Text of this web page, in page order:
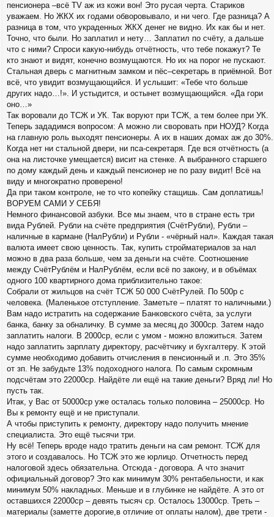
пенсионера –всё TV аж из кожи вон! Это русая черта. Стариков
уважаем. Но ЖКХ их годами обворовывало, и ни чего. Где разница? А
разница в том, что украденных ЖКХ денег не видно. Их как бы и нет.
Точно, что были. Но заплатил и нету… Заплатил по счёту, а дальше
что с ними? Спроси какую-нибудь отчётность, что тебе покажут? Те
кто знают и видят, конечно возмущаются. Но их на порог не пускают.
Стальная дверь с магнитным замком и пёс–секретарь в приёмной. Вот
всё, что увидит возмущающийся. И услышит: «Тебе что больше
других надо…!». И устыдится, и остынет возмущающийся. «Да гори
оно…»
Так воровали до ТСЖ и УК. Так воруют при ТСЖ, а тем более при УК.
Теперь зададимся вопросом: А можно ли своровать при НОУД? Когда
на главную роль выходят пенсионеры. А их в наших домах аж до 30%.
Когда нет ни стальной двери, ни пса-секретаря. Где вся отчётность (а
она на листочке умещается) висит на стенке. А выбранного старшего
по дому каждый день и каждый пенсионер не по разу видит! Всё на
виду и многократно проверено!
Да при таком контроле, не то что копейку стащишь. Сам доплатишь!
ВОРУЕМ САМИ У СЕБЯ!
Немного финансовой азбуки. Все мы знаем, что в стране есть три
вида Рублей. Рубли на счёте предприятия (СчётРубли), Рубли –
наличные в кармане (НалРубли) и Рубли - «чёрный нал». Каждая такая
валюта имеет свою ценность. Так, купить стройматериалов за нал
можно в два раза больше, чем за деньги на счёте. Соотношение
между СчётРублём и НалРублём, если всё по закону, и в объёмах
одного 100 квартирного дома приблизительно такое:
Собрали от жильцов на счёт ТСЖ 50 000 СчётРулей. По 500р с
человека. (Маленькое отступление. Заметьте – платят то наличными.)
Вам надо истратить на содержание Банковского счёта, за услуги
банка, банку за обналичку. В сумме за месяц до 3000ср. Затем надо
заплатить налоги. В 2000ср, если с умом - можно вложиться. Затем
надо заплатить зарплату директору, расчётчику и бухгалтеру. К этой
сумме необходимо добавить отчисления в пенсионный и .п. Это 35%
от зп. Не забудьте 13% подоходного налога. По самым скромным
подсчётам это 22000ср. Найдёте ли ещё на такие деньги? Вряд ли! Но
пусть так.
Итак, у Вас от 50000ср уже осталась только половина – 25000ср. Но
Вы к ремонту ещё и не приступали.
А чтобы приступить к ремонту, директору надо получить мнение
специалиста. Это ещё тысячи три.
Ну всё! Теперь вроде надо тратить деньги на сам ремонт. ТСЖ для
этого и создавалось. Но ТСЖ это же юрлицо. Отчетность перед
налоговой здесь обязательна. Отсюда - договора. А что значит
официальный договор? Это как минимум 30% рентабельности, и как
минимум 50% накладных. Меньше и в глубинке не найдёте. А это от
оставшихся 22000ср – девять тысяч ср. Осталось 13000ср. Треть –
материалы (заметте дорогие,в отличие от оплаты налом), две трети -